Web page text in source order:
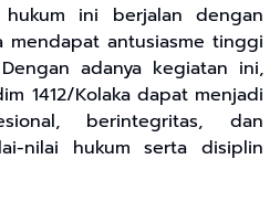
hukum ini berjalan dengan
antusiasme tinggi
adanya kegiatan ini,
1412/Kolaka dapat menjadi
berintegritas, dan
nilai hukum serta disiplin